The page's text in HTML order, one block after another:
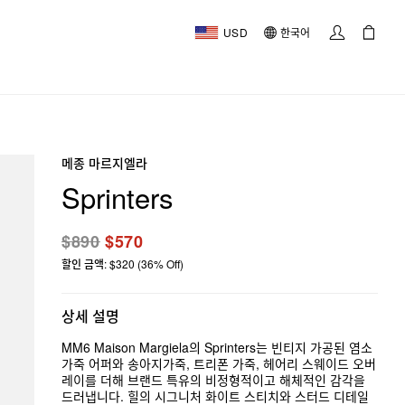
USD 한국어
메종 마르지엘라
Sprinters
$890$570
할인 금액: $320 (36% Off)
상세 설명
MM6 Maison Margiela의 Sprinters는 빈티지 가공된 염소
가죽 어퍼와 송아지가죽, 트리폰 가죽, 헤어리 스웨이드 오버
레이를 더해 브랜드 특유의 비정형적이고 해체적인 감각을
드러냅니다. 힐의 시그니처 화이트 스티치와 스터드 디테일